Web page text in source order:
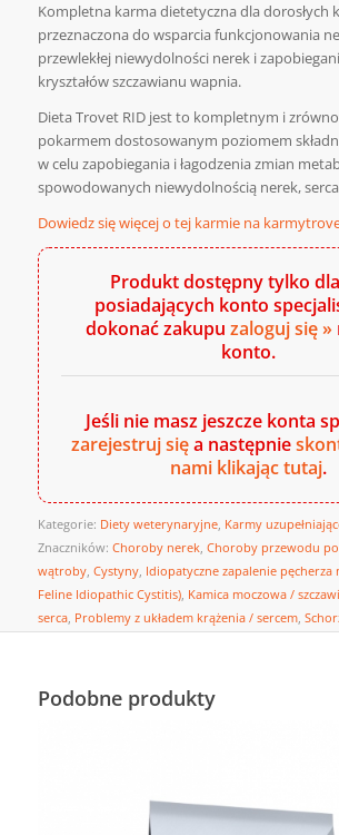
Kompletna karma dietetyczna dla dorosłych
przeznaczona do wsparcia funkcjonowania
przewlekłej niewydolności nerek i
kryształów szczawianu wapnia.
Dieta Trovet RID jest to kompletnym i
pokarmem dostosowanym poziomem
w celu zapobiegania i łagodzenia zmian
spowodowanych niewydolnością nerek,
Dowiedz się więcej o tej karmie na
Produkt dostępny tylko
posiadających konto
dokonać zakupuzaloguj się »
konto.
Jeśli nie masz jeszcze konta
zarejestruj sięa następnie
nami klikając tutaj.
Kategorie: Diety weterynaryjne, Karmy
Znaczników: Choroby nerek, Choroby przewodu
wątroby, Cystyny, Idiopatyczne zapalenie pęcherza
Feline Idiopathic Cystitis), Kamica moczowa /
serca, Problemy z układem krążenia / sercem,
Podobne produkty